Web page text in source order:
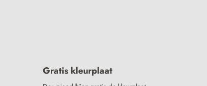
Gratis kleurplaat